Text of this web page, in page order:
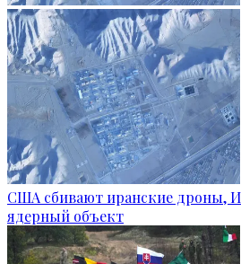
США сбивают иранские дроны,
ядерный объект